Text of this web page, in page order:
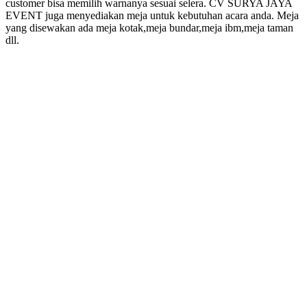
customer bisa memilih warnanya sesuai selera. CV SURYA JAYA
EVENT juga menyediakan meja untuk kebutuhan acara anda. Meja
yang disewakan ada meja kotak,meja bundar,meja ibm,meja taman
dll.